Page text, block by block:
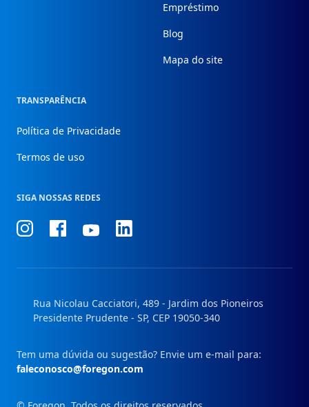
Empréstimo
Blog
Mapa do site
TRANSPARÊNCIA
Política de Privacidade
Termos de uso
SIGA NOSSAS REDES
ConheçaConheçaConheçaConheça
Rua Nicolau Cacciatori, 489 - Jardim dos Pioneiros
Presidente Prudente - SP, CEP 19050-340
Tem uma dúvida ou sugestão? Envie um e-mail para:
faleconosco@foregon.com